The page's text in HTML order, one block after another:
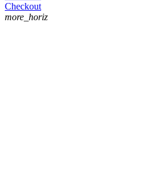
Checkout
more_horiz